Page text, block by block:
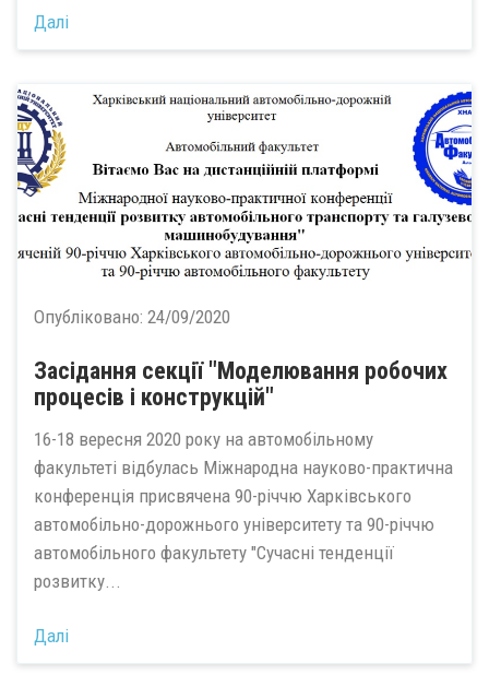
Далі
Опубліковано: 24/09/2020
Засідання секції "Моделювання робочих
процесів і конструкцій"
16-18 вересня 2020 року на автомобільному
факультеті відбулась Міжнародна науково-практична
конференція присвячена 90-річчю Харківського
автомобільно-дорожнього університету та 90-річчю
автомобільного факультету "Сучасні тенденції
розвитку...
Далі